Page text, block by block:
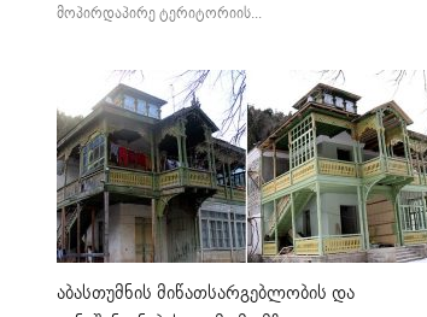
მოპირდაპირე ტერიტორიის...
აბასთუმნის მიწათსარგებლობის და